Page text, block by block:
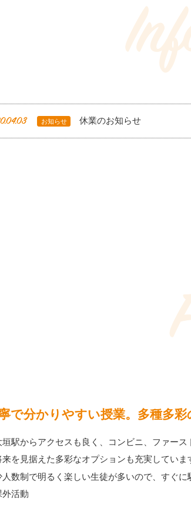
お知らせ 休業のお知らせ
で分かりやすい授業。多種多
垣駅からアクセスも良く、コンビニ、ファー
来を見据えた多彩なオプションも充実していま
人数制で明るく楽しい生徒が多いので、すぐに
外活動